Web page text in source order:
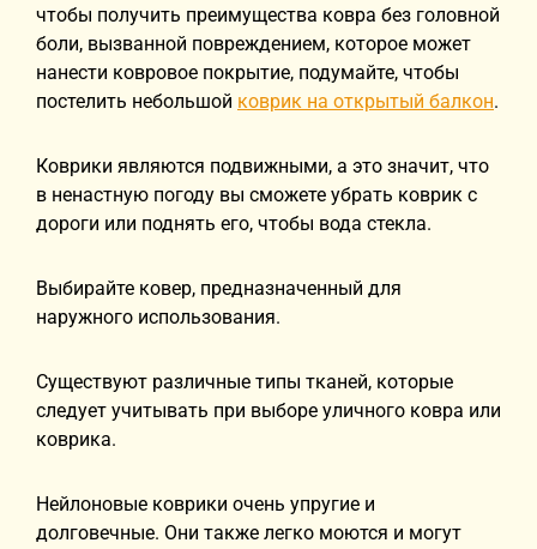
чтобы получить преимущества ковра без головной
боли, вызванной повреждением, которое может
нанести ковровое покрытие, подумайте, чтобы
постелить небольшой коврик на открытый балкон.
Коврики являются подвижными, а это значит, что
в ненастную погоду вы сможете убрать коврик с
дороги или поднять его, чтобы вода стекла.
Выбирайте ковер, предназначенный для
наружного использования.
Существуют различные типы тканей, которые
следует учитывать при выборе уличного ковра или
коврика.
Нейлоновые коврики очень упругие и
долговечные. Они также легко моются и могут